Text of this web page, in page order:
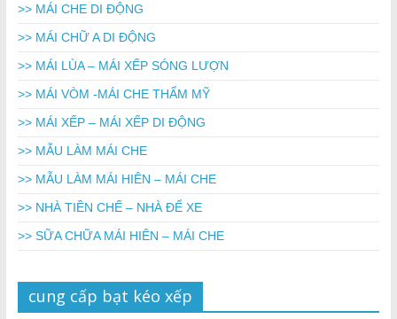
>> MÁI CHE DI ĐỘNG
>> MÁI CHỮ A DI ĐỘNG
>> MÁI LÙA – MÁI XẾP SÓNG LƯỢN
>> MÁI VÒM -MÁI CHE THẨM MỸ
>> MÁI XẾP – MÁI XẾP DI ĐỘNG
>> MẪU LÀM MÁI CHE
>> MẪU LÀM MÁI HIÊN – MÁI CHE
>> NHÀ TIỀN CHẾ – NHÀ ĐỂ XE
>> SỮA CHỮA MÁI HIÊN – MÁI CHE
cung cấp bạt kéo xếp